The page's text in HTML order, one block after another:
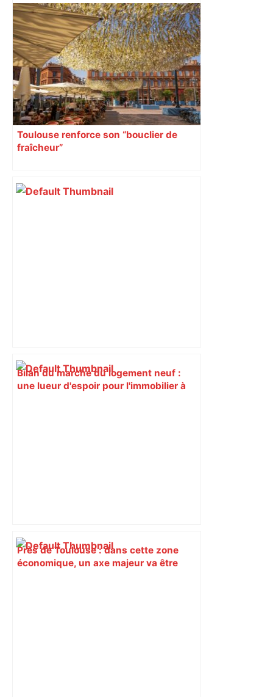
ENTRETIEN. Municipales 2026 à
Toulouse : sous le feu des critiques,
Briançon assume son alliance avec
Piquemal, "ce n’est pas un accord de
postes" – ladepeche.fr
Toulouse renforce son “bouclier de
fraîcheur”
Bilan du marché du logement neuf :
une lueur d'espoir pour l'immobilier à
Près de Toulouse : dans cette zone
économique, un axe majeur va être